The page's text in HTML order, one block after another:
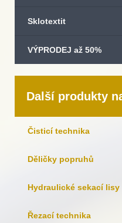
Sklotextit
VÝPRODEJ až 50%
Další produkty
Čisticí technika
Děličky popruhů
Hydraulické sekací lisy
Řezací technika